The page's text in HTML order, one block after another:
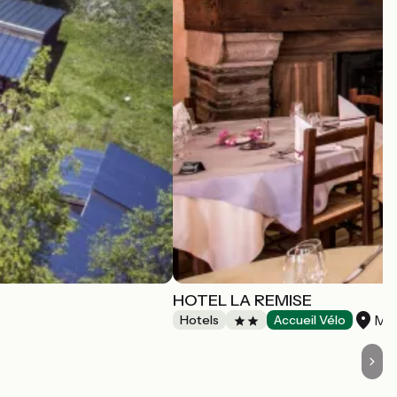
HOTEL LA REMISE
Hotels Accueil Vélo